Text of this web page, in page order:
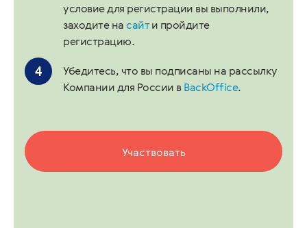
условие для регистрации вы выполнили,
заходите насайти пройдите
регистрацию.
Убедитесь, что вы подписаны на рассылку
Компании для России вBackOffice.
Участвовать